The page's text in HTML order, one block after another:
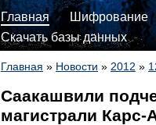
Главная
Шифрование
Скачать базы данных
Главная » Новости » 2012 »
Саакашвили
магистрали Карс-